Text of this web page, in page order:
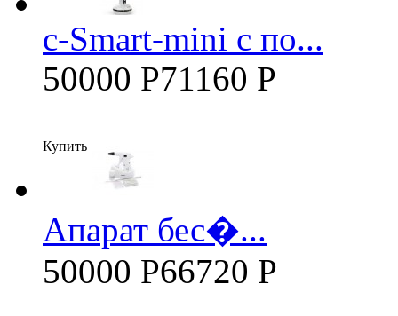
c-Smart-mini с по...
50000 Р71160 Р
Купить
Апарат бес�...
50000 Р66720 Р